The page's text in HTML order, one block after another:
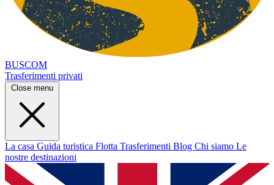
BUSCOM
Trasferimenti privati
Close menu
La casa Guida turistica Flotta Trasferimenti Blog Chi siamo Le
nostre destinazioni